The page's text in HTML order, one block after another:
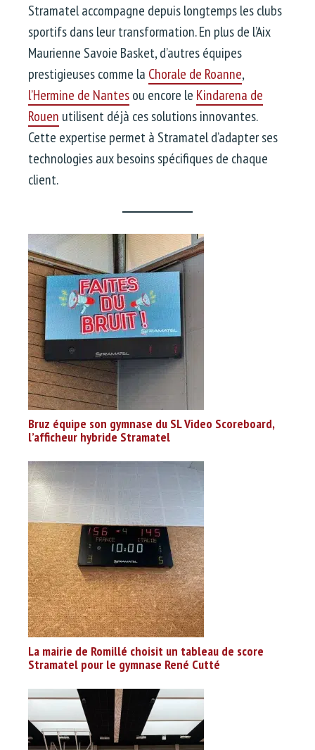
Stramatel accompagne depuis longtemps les clubs
sportifs dans leur transformation. En plus de l’Aix
Maurienne Savoie Basket, d’autres équipes
prestigieuses comme la Chorale de Roanne,
l’Hermine de Nantesou encore le Kindarena de
Rouen utilisent déjà ces solutions innovantes.
Cette expertise permet à Stramatel d’adapter ses
technologies aux besoins spécifiques de chaque
client.
Bruz équipe son gymnase du SL Video Scoreboard,
l’afficheur hybride Stramatel
La mairie de Romillé choisit un tableau de score
Stramatel pour le gymnase René Cutté